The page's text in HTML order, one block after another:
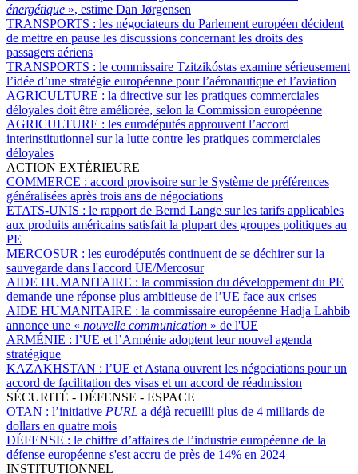
énergétique », estime Dan Jørgensen
TRANSPORTS : les négociateurs du Parlement européen décident
de mettre en pause les discussions concernant les droits des
passagers aériens
TRANSPORTS : le commissaire Tzitzikóstas examine sérieusement
l’idée d’une stratégie européenne pour l’aéronautique et l’aviation
AGRICULTURE : la directive sur les pratiques commerciales
déloyales doit être améliorée, selon la Commission européenne
AGRICULTURE : les eurodéputés approuvent l’accord
interinstitutionnel sur la lutte contre les pratiques commerciales
déloyales
ACTION EXTÉRIEURE
COMMERCE : accord provisoire sur le Système de préférences
généralisées après trois ans de négociations
ÉTATS-UNIS : le rapport de Bernd Lange sur les tarifs applicables
aux produits américains satisfait la plupart des groupes politiques au
PE
MERCOSUR : les eurodéputés continuent de se déchirer sur la
sauvegarde dans l'accord UE/Mercosur
AIDE HUMANITAIRE : la commission du développement du PE
demande une réponse plus ambitieuse de l’UE face aux crises
AIDE HUMANITAIRE : la commissaire européenne Hadja Lahbib
annonce une « nouvelle communication » de l'UE
ARMÉNIE : l’UE et l’Arménie adoptent leur nouvel agenda
stratégique
KAZAKHSTAN : l’UE et Astana ouvrent les négociations pour un
accord de facilitation des visas et un accord de réadmission
SÉCURITÉ - DÉFENSE - ESPACE
OTAN : l’initiative PURL a déjà recueilli plus de 4 milliards de
dollars en quatre mois
DÉFENSE : le chiffre d’affaires de l’industrie européenne de la
défense européenne s'est accru de près de 14% en 2024
INSTITUTIONNEL